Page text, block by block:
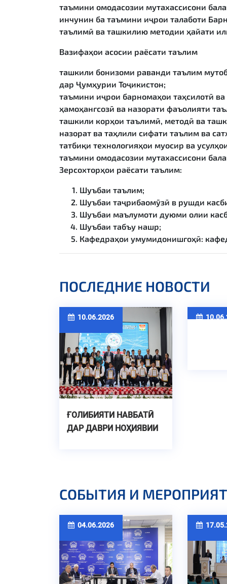
таъмини омодасозии мутахассисони
инчунин ба таъмини иҷрои талаботи
таълимӣ ва ташкилию методии ҳайати
Вазифаҳои асосии раёсати таълим
ташкили бонизоми раванди таълим
дар Ҷумҳурии Тоҷикистон;
таъмини иҷрои барномаҳои таҳсилотӣ
ҳамоҳангсозӣ ва назорати фаъолияти
ташкили корҳои таълимӣ, методӣ ва
назорат ва таҳлили сифати таълим ва
татбиқи технологияҳои муосир ва
таъмини омодасозии мутахассисони
Зерсохторҳои раёсати таълим:
Шуъбаи таълим;
Шуъбаи таҷрибаомӯзӣ в рушди
Шуъбаи маълумоти дуюми олии
Шуъбаи табъу нашр;
Кафедраҳои умумидонишгоҳӣ:
ПОСЛЕДНИЕ НОВОСТИ
10.06.2026
ҒОЛИБИЯТИ НАВБАТӢ
ДАР ДАВРИ НОҲИЯВИИ
СОБЫТИЯ И
04.06.2026